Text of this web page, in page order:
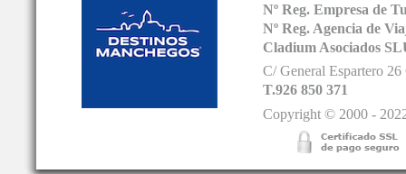
Nº Reg. Empresa de
Nº Reg. Agencia de
Cladium Asociados
C/ General Espartero
T.926 850 371
Copyright © 2000 -